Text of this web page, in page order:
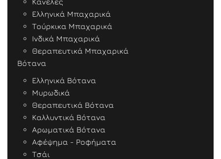
Ελληνικά Μπαχαρικά
Τούρκικα Μπαχαρικά
Ινδικά Μπαχαρικά
Θεραπευτικά Μπαχαρικά
Βότανα
Ελληνικά Βότανα
Μυρωδικά
Θεραπευτικά Βότανα
Καλλυντικά Βότανα
Αρωματικά Βότανα
Αφέψημα - Ροφήματα
Τσάι